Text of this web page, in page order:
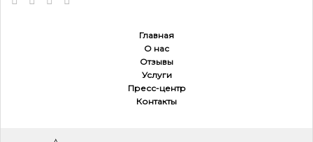
Главная
О нас
Отзывы
Услуги
Пресс-центр
Контакты